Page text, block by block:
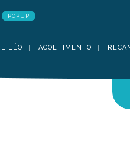
POPUP
LÉO ACOLHIMENTO